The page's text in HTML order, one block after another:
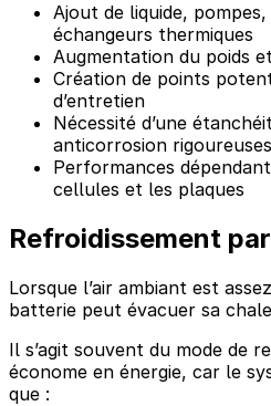
Ajout de liquide,
échangeurs thermiques
Augmentation du poids
Création de points
d’entretien
Nécessité d’une
anticorrosion rigoureuses
Performances
cellules et les plaques
Refroidissement
Lorsque l’air ambiant est
batterie peut évacuer sa
Il s’agit souvent du mode de
économe en énergie, car le
que :